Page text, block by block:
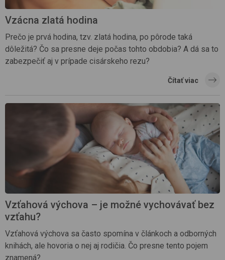
Vzácna zlatá hodina
Prečo je prvá hodina, tzv. zlatá hodina, po pôrode taká
dôležitá? Čo sa presne deje počas tohto obdobia? A dá sa to
zabezpečiť aj v prípade cisárskeho rezu?
Čítať viac
Vzťahová výchova – je možné vychovávať bez
vzťahu?
Vzťahová výchova sa často spomína v článkoch a odborných
knihách, ale hovoria o nej aj rodičia. Čo presne tento pojem
znamená?